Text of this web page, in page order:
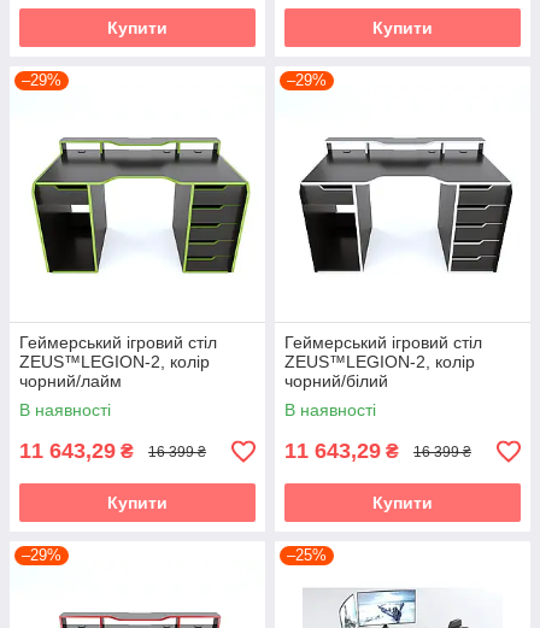
Купити Купити
–29%
Геймерський ігровий стіл
ZEUS™LEGION-2, колір
чорний/лайм
В наявності
11 643,29 ₴ 16 399 ₴
Купити
–29%
Геймерський ігровий стіл
ZEUS™LEGION-2, колір
чорний/білий
В наявності
11 643,29 ₴ 16 399 ₴
Купити
–29% –25%